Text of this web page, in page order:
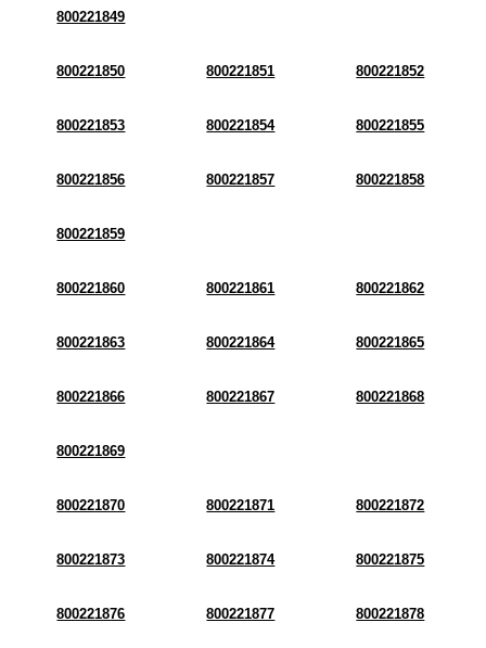
800221849
800221850 800221851 800221852
800221853 800221854 800221855
800221856 800221857 800221858
800221859
800221860 800221861 800221862
800221863 800221864 800221865
800221866 800221867 800221868
800221869
800221870 800221871 800221872
800221873 800221874 800221875
800221876 800221877 800221878